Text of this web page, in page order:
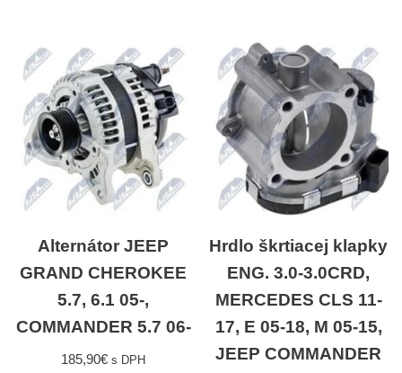
Alternátor JEEP
GRAND CHEROKEE
5.7, 6.1 05-,
COMMANDER 5.7 06-
185,90€ s DPH
Hrdlo škrtiacej klapky
ENG. 3.0-3.0CRD,
MERCEDES CLS 11-
17, E 05-18, M 05-15,
JEEP COMMANDER